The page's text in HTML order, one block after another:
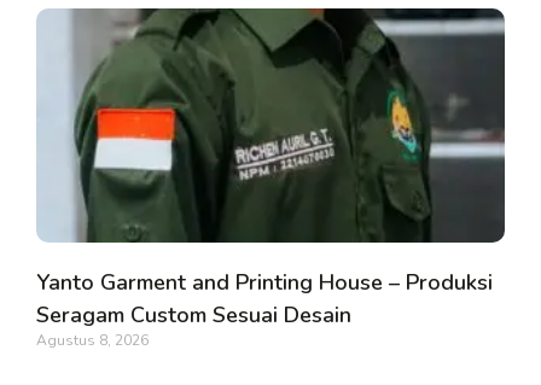
Yanto Garment and Printing House – Produksi
Seragam Custom Sesuai Desain
Agustus 8, 2026